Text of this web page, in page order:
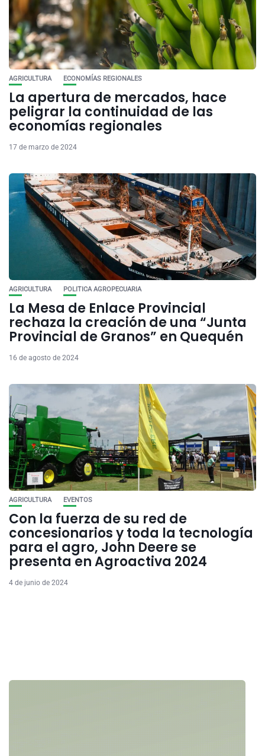
AGRICULTURA ECONOMÍAS REGIONALES
La apertura de mercados, hace
peligrar la continuidad de las
economías regionales
17 de marzo de 2024
AGRICULTURA POLITICA AGROPECUARIA
La Mesa de Enlace Provincial
rechaza la creación de una “Junta
Provincial de Granos” en Quequén
16 de agosto de 2024
AGRICULTURA EVENTOS
Con la fuerza de su red de
concesionarios y toda la tecnología
para el agro, John Deere se
presenta en Agroactiva 2024
4 de junio de 2024